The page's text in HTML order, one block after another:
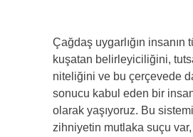
Çağdaş uygarlığın insanın
kuşatan belirleyiciliğini,
niteliğini ve bu çerçevede
sonucu kabul eden bir
olarak yaşıyoruz. Bu
zihniyetin mutlaka suçu var,